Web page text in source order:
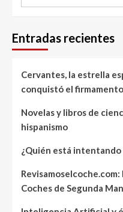
Entradas recientes
Cervantes, la estrella
conquistó el firmamento
Novelas y libros de
hispanismo
¿Quién está intentando
Coches de Segunda